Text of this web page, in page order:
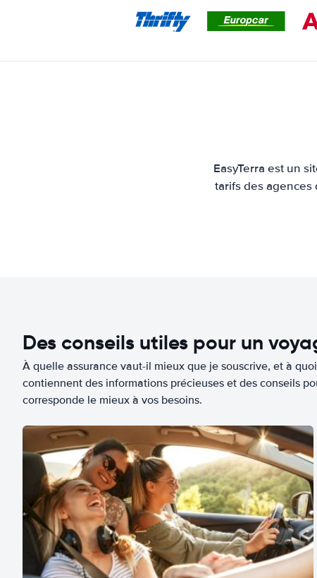
EasyTerra est un
tarifs des
Des conseils utiles pour un
À quelle assurance vaut-il mieux que je souscrive, et à
contiennent des informations précieuses et des conseils
corresponde le mieux à vos besoins.